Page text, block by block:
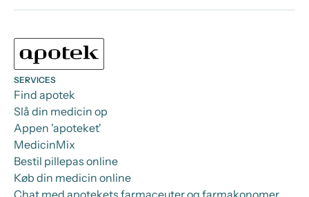
SERVICES
Find apotek
Slå din medicin op
Appen 'apoteket'
MedicinMix
Bestil pillepas online
Køb din medicin online
Chat med apotekets farmaceuter og farmakonomer